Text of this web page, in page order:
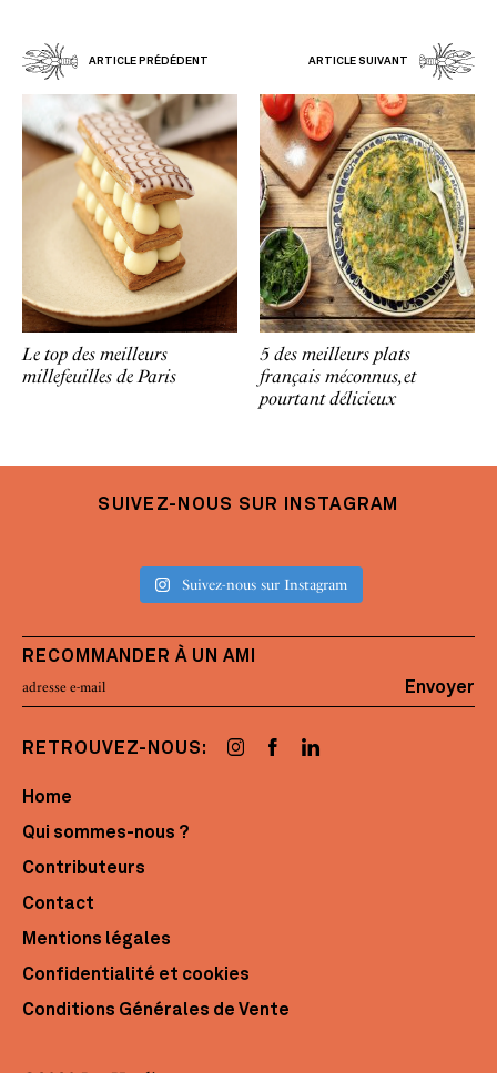
ARTICLE PRÉDÉDENT ARTICLE SUIVANT
Le top des meilleurs
millefeuilles de Paris
5 des meilleurs plats
français méconnus, et
pourtant délicieux
SUIVEZ-NOUS SUR INSTAGRAM
Suivez-nous sur Instagram
RECOMMANDER À UN AMI
Envoyer
RETROUVEZ-NOUS:
Home
Qui sommes-nous ?
Contributeurs
Contact
Mentions légales
Confidentialité et cookies
Conditions Générales de Vente